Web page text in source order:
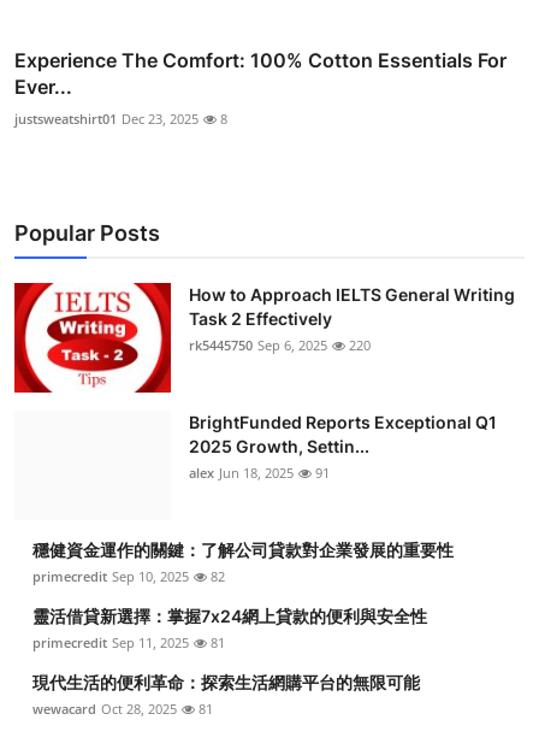
Experience The Comfort: 100% Cotton Essentials For
Ever...
justsweatshirt01 Dec 23, 2025 8
Popular Posts
How to Approach IELTS General Writing
Task 2 Effectively
rk5445750 Sep 6, 2025 220
BrightFunded Reports Exceptional Q1
2025 Growth, Settin...
alex Jun 18, 2025 91
穩健資金運作的關鍵：了解公司貸款對企業發展的重要性
primecredit Sep 10, 2025 82
靈活借貸新選擇：掌握7x24網上貸款的便利與安全性
primecredit Sep 11, 2025 81
現代生活的便利革命：探索生活網購平台的無限可能
wewacard Oct 28, 2025 81